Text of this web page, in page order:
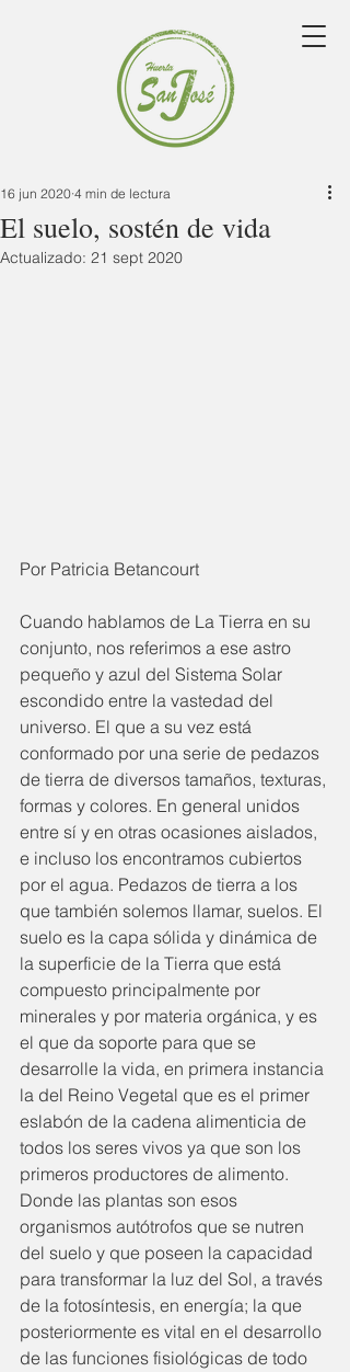
El suelo, sostén de vida
16 jun 2020 4 min de lectura
Actualizado: 21 sept 2020
Por Patricia Betancourt
Cuando hablamos de La Tierra en su
conjunto, nos referimos a ese astro
pequeño y azul del Sistema Solar
escondido entre la vastedad del
universo. El que a su vez está
conformado por una serie de pedazos
de tierra de diversos tamaños, texturas,
formas y colores. En general unidos
entre sí y en otras ocasiones aislados,
e incluso los encontramos cubiertos
por el agua. Pedazos de tierra a los
que también solemos llamar, suelos. El
suelo es la capa sólida y dinámica de
la superficie de la Tierra que está
compuesto principalmente por
minerales y por materia orgánica, y es
el que da soporte para que se
desarrolle la vida, en primera instancia
la del Reino Vegetal que es el primer
eslabón de la cadena alimenticia de
todos los seres vivos ya que son los
primeros productores de alimento.
Donde las plantas son esos
organismos autótrofos que se nutren
del suelo y que poseen la capacidad
para transformar la luz del Sol, a través
de la fotosíntesis, en energía; la que
posteriormente es vital en el desarrollo
de las funciones fisiológicas de todo